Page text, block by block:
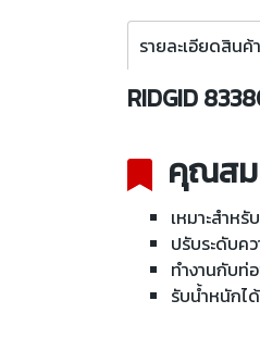
รายละเอียดสินค้า
RIDGID
คุณสม
เหมาะสำห
ปรับระดับค
ทำงานกับท่
รับน้ำหนักไ